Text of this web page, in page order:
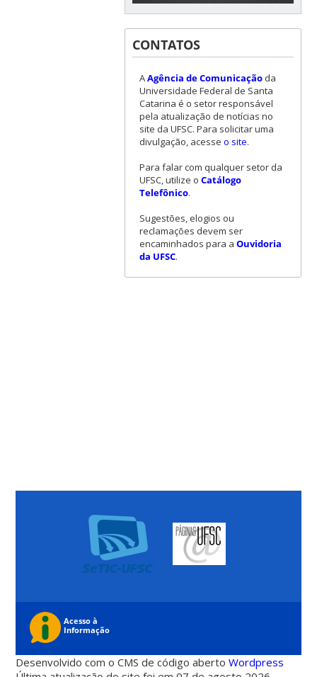
CONTATOS
AAgência de Comunicaçãoda
Universidade Federal de Santa
Catarina é o setor responsável
pela atualização de notícias no
site da UFSC. Para solicitar uma
divulgação, acesse o site.
Para falar com qualquer setor da
UFSC, utilize o Catálogo
Telefônico.
Sugestões, elogios ou
reclamações devem ser
encaminhados para a Ouvidoria
da UFSC.
Desenvolvido com o CMS de código abertoWordpress